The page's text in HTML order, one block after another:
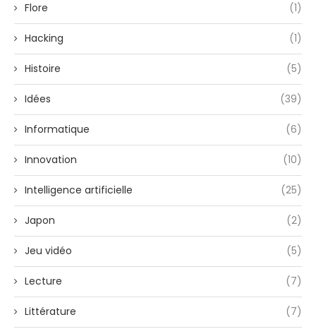
Flore (1)
Hacking (1)
Histoire (5)
Idées (39)
Informatique (6)
Innovation (10)
Intelligence artificielle (25)
Japon (2)
Jeu vidéo (5)
Lecture (7)
Littérature (7)